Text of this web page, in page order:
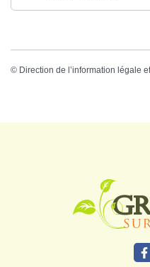
© Direction de l’information légale